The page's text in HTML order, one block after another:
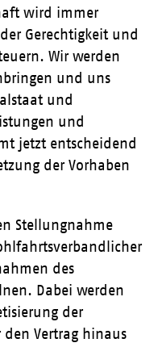
wird immer
Gerechtigkeit und
Wir werden
und uns
und
und
jetzt entscheidend
der Vorhaben
Stellungnahme
des
Dabei werden
der
Vertrag hinaus